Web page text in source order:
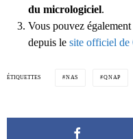
du micrologiciel.
Vous pouvez
depuis le site officiel de
ÉTIQUETTES NAS QNAP